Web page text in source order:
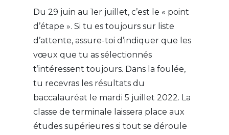
Du 29 juin au 1er juillet, c’est le « point
d’étape ». Si tu es toujours sur liste
d’attente, assure-toi d’indiquer que les
vœux que tu as sélectionnés
t’intéressent toujours. Dans la foulée,
tu recevras les résultats du
baccalauréat le mardi 5 juillet 2022. La
classe de terminale laissera place aux
études supérieures si tout se déroule